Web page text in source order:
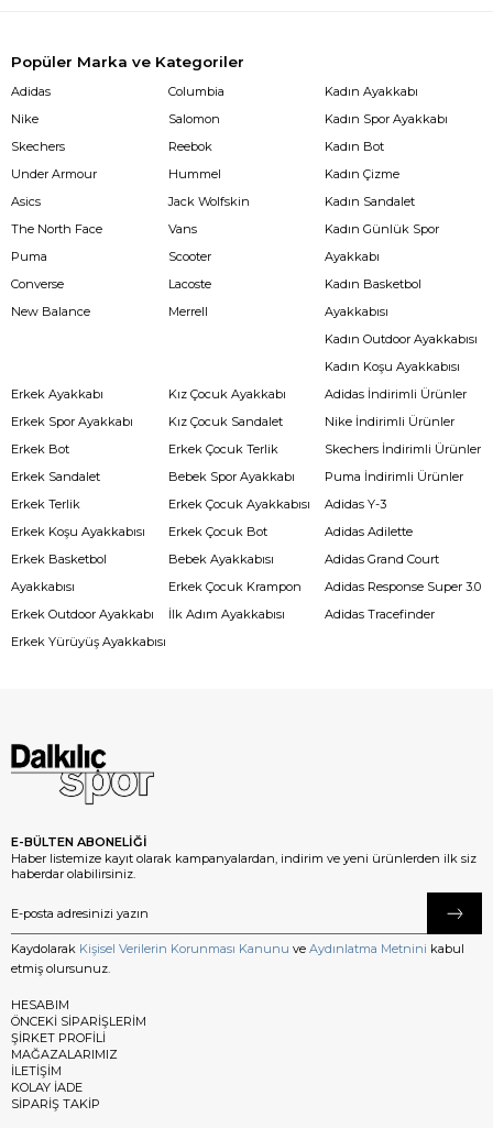
Popüler Marka ve Kategoriler
Adidas
Nike
Skechers
Under Armour
Asics
The North Face
Puma
Converse
New Balance
Columbia
Salomon
Reebok
Hummel
Jack Wolfskin
Vans
Scooter
Lacoste
Merrell
Kadın Ayakkabı
Kadın Spor Ayakkabı
Kadın Bot
Kadın Çizme
Kadın Sandalet
Kadın Günlük Spor
Ayakkabı
Kadın Basketbol
Ayakkabısı
Kadın Outdoor Ayakkabısı
Kadın Koşu Ayakkabısı
Erkek Ayakkabı
Erkek Spor Ayakkabı
Erkek Bot
Erkek Sandalet
Erkek Terlik
Erkek Koşu Ayakkabısı
Erkek Basketbol
Ayakkabısı
Erkek Outdoor Ayakkabı
Erkek Yürüyüş Ayakkabısı
Kız Çocuk Ayakkabı
Kız Çocuk Sandalet
Erkek Çocuk Terlik
Bebek Spor Ayakkabı
Erkek Çocuk Ayakkabısı
Erkek Çocuk Bot
Bebek Ayakkabısı
Erkek Çocuk Krampon
İlk Adım Ayakkabısı
Adidas İndirimli Ürünler
Nike İndirimli Ürünler
Skechers İndirimli Ürünler
Puma İndirimli Ürünler
Adidas Y-3
Adidas Adilette
Adidas Grand Court
Adidas Response Super 3.0
Adidas Tracefinder
E-BÜLTEN ABONELİĞİ
Haber listemize kayıt olarak kampanyalardan, indirim ve yeni ürünlerden ilk siz
haberdar olabilirsiniz.
Kaydolarak Kişisel Verilerin Korunması Kanunu ve Aydınlatma Metnini kabul
etmiş olursunuz.
HESABIM
ÖNCEKİ SİPARİŞLERİM
ŞİRKET PROFİLİ
MAĞAZALARIMIZ
İLETİŞİM
KOLAY İADE
SİPARİŞ TAKİP